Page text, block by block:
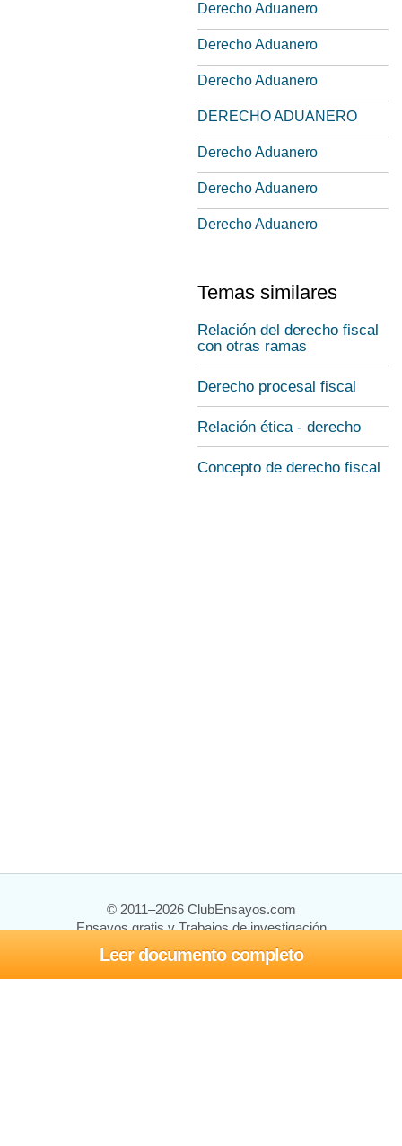
Leer documento completo
Derecho Aduanero
Derecho Aduanero
Derecho Aduanero
DERECHO ADUANERO
Derecho Aduanero
Derecho Aduanero
Derecho Aduanero
Temas similares
Relación del derecho fiscal
con otras ramas
Derecho procesal fiscal
Relación ética - derecho
Concepto de derecho fiscal
© 2011–2026 ClubEnsayos.com
Ensayos gratis y Trabajos de investigación